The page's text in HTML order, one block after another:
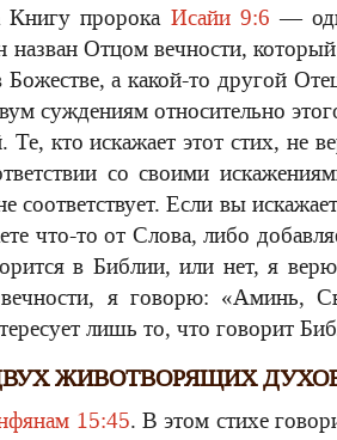
Книгу пророка Исайи 9:6 —
Отцом вечности,
а какой-то другой
суждениям относительно
кто искажает этот стих, не
со своими
Если вы
что-то от Слова, либо
в Библии, или нет, я
я говорю:
лишь то, что говорит
ЖИВОТВОРЯЩИХ
15:45. В этом стихе